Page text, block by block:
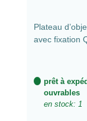
Plateau
avec fixation
prêt à
ouvrables
en stock: 1